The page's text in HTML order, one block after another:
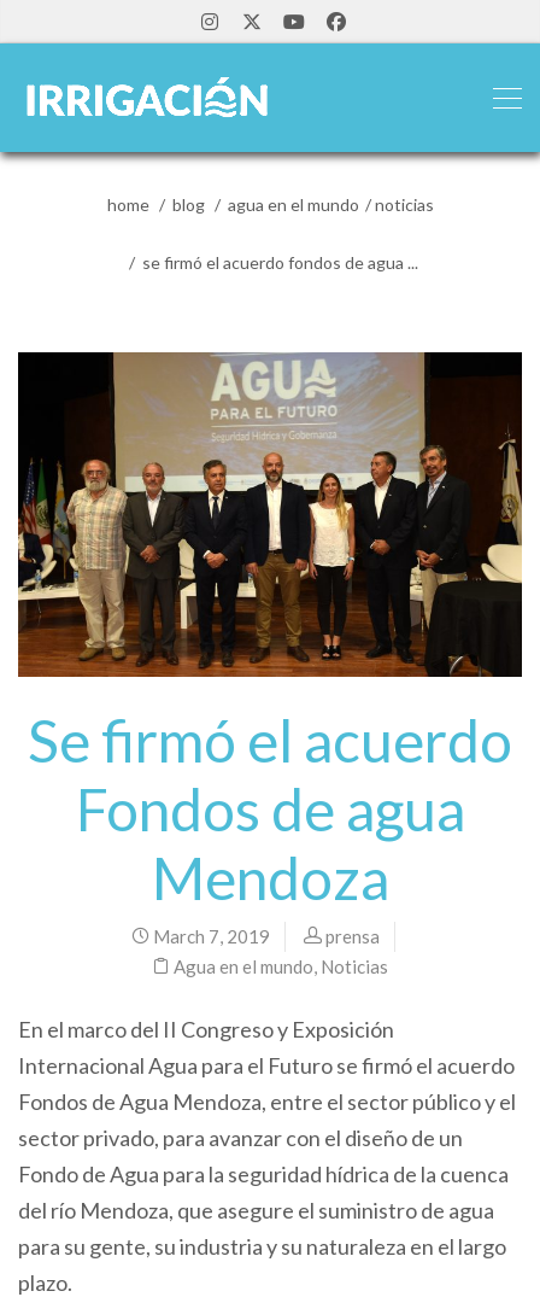
home blog agua en el mundo noticias
se firmó el acuerdo fondos de agua ...
Se firmó el acuerdo
Fondos de agua
Mendoza
March 7, 2019
prensa
Agua en el mundo, Noticias
En el marco del II Congreso y Exposición
Internacional Agua para el Futuro se firmó el acuerdo
Fondos de Agua Mendoza, entre el sector público y el
sector privado, para avanzar con el diseño de un
Fondo de Agua para la seguridad hídrica de la cuenca
del río Mendoza, que asegure el suministro de agua
para su gente, su industria y su naturaleza en el largo
plazo.